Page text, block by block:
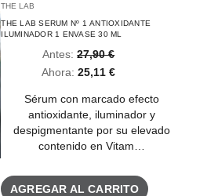
THE LAB
THE LAB SERUM Nº 1 ANTIOXIDANTE
ILUMINADOR 1 ENVASE 30 ML
Ahora: 25,11 €
Antes: 27,90 €
Sérum con marcado efecto
antioxidante, iluminador y
despigmentante por su elevado
contenido en Vitam…
AGREGAR AL CARRITO